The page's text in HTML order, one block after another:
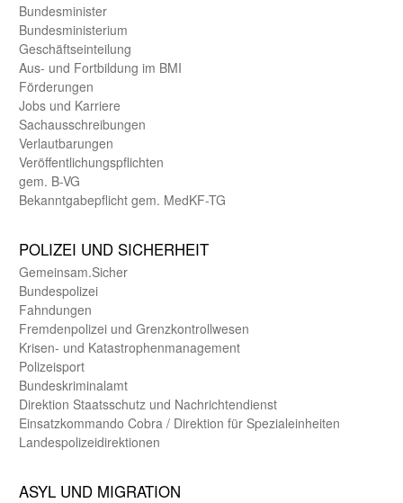
Bundes­minister
Bundes­ministerium
Geschäfts­einteilung
Aus- und Fortbildung im BMI
Förderungen
Jobs und Karriere
Sachaus­schreibungen
Verlautbarungen
Veröffentlichungspflichten
gem. B-VG
Bekanntgabepflicht gem. MedKF-TG
POLIZEI UND SICHER­HEIT
Gemein­sam.Sicher
Bundes­polizei
Fahndungen
Fremdenpolizei und Grenzkontrollwesen
Krisen- und Katastrophen­management
Polizeisport
Bundes­kriminal­amt
Direktion Staats­schutz und Nach­richten­dienst
Einsatz­kommando Cobra / Direktion für Spezialeinheiten
Landes­polizei­direk­tionen
ASYL UND MIGRA­TION